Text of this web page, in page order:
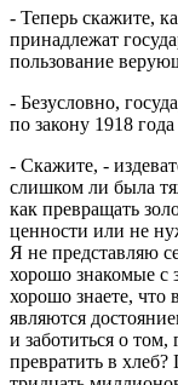
- Теперь скажите,
принадлежат
пользование
- Безусловно,
по закону 1918
- Скажите, -
слишком ли была
как превращать
ценности или не
Я не представляю
хорошо знакомые с
хорошо знаете, что
являются
и заботиться о том,
превратить в хлеб?